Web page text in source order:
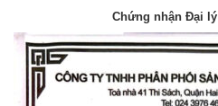
Chứng nhận Đại